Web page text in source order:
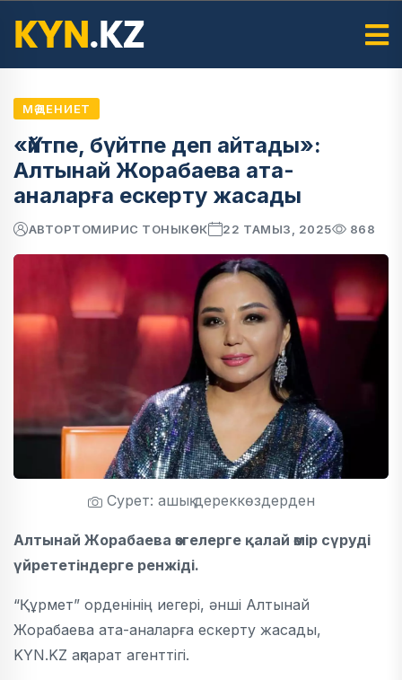
МӘДЕНИЕТ
«Үйтпе, бүйтпе деп айтады»:
Алтынай Жорабаева ата-
аналарға ескерту жасады
АВТОРТОМИРИС ТОНЫКӨК 22 ТАМЫЗ, 2025 868
Сурет: ашық дереккөздерден
Алтынай Жорабаева өзгелерге қалай өмір сүруді
үйрететіндерге ренжіді.
“Құрмет” орденінің иегері, әнші Алтынай
Жорабаева ата-аналарға ескерту жасады,
KYN.KZ ақпарат агенттігі.